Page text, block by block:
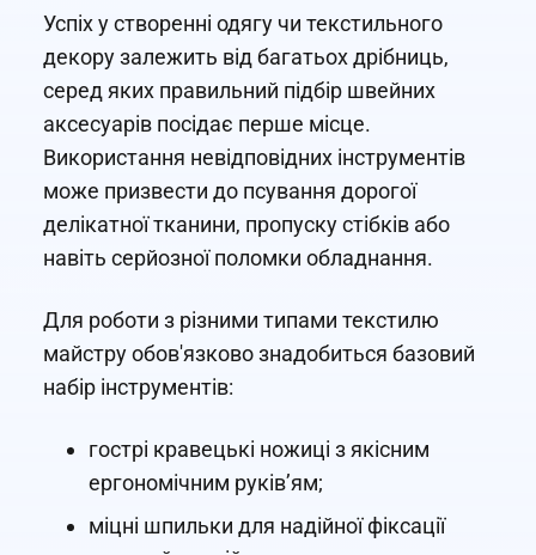
Успіх у створенні одягу чи текстильного
декору залежить від багатьох дрібниць,
серед яких правильний підбір швейних
аксесуарів посідає перше місце.
Використання невідповідних інструментів
може призвести до псування дорогої
делікатної тканини, пропуску стібків або
навіть серйозної поломки обладнання.
Для роботи з різними типами текстилю
майстру обов'язково знадобиться базовий
набір інструментів:
гострі кравецькі ножиці з якісним
ергономічним руків’ям;
міцні шпильки для надійної фіксації